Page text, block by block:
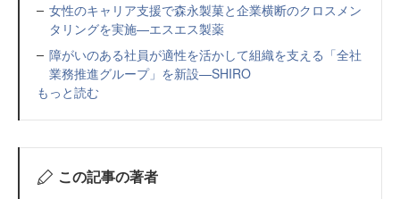
女性のキャリア支援で森永製菓と企業横断のクロスメン
タリングを実施—エスエス製薬
障がいのある社員が適性を活かして組織を支える「全社
業務推進グループ」を新設—SHIRO
もっと読む
この記事の著者